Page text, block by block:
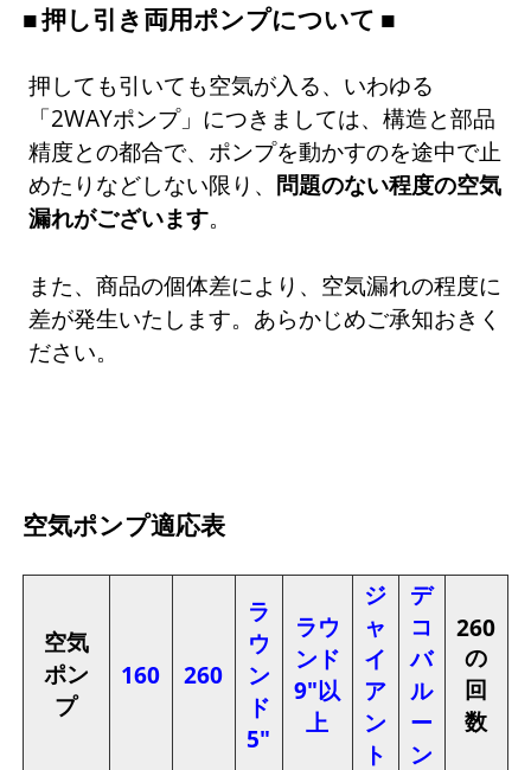
押し引き両用ポンプについて
押しても引いても空気が入る、いわゆる
「2WAYポンプ」につきましては、構造と部品
精度との都合で、ポンプを動かすのを途中で止
めたりなどしない限り、 問題のない程度の空気
漏れがございます。
また、商品の個体差により、空気漏れの程度に
差が発生いたします。あらかじめご承知おきく
ださい。
空気ポンプ適応表
空気
ポン
プ
160 260
ラ
ウ
ン
ド
5"
ラウ
ンド
9"以
上
ジ
ャ
イ
ア
ン
ト
デ
コ
バ
ル
ー
ン
260
の
回
数